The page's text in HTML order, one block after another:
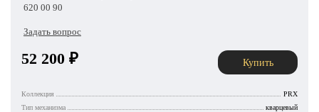
620 00 90
Задать вопрос
52 200 ₽ Купить
Коллекция
PRX
Тип механизма
кварцевый